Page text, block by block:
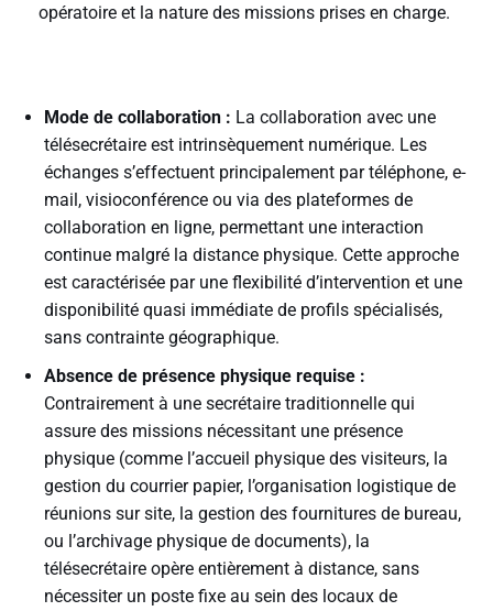
opératoire et la nature des missions prises en charge.
Mode de collaboration : La collaboration avec une
télésecrétaire est intrinsèquement numérique. Les
échanges s’effectuent principalement par téléphone, e-
mail, visioconférence ou via des plateformes de
collaboration en ligne, permettant une interaction
continue malgré la distance physique. Cette approche
est caractérisée par une flexibilité d’intervention et une
disponibilité quasi immédiate de profils spécialisés,
sans contrainte géographique.
Absence de présence physique requise :
Contrairement à une secrétaire traditionnelle qui
assure des missions nécessitant une présence
physique (comme l’accueil physique des visiteurs, la
gestion du courrier papier, l’organisation logistique de
réunions sur site, la gestion des fournitures de bureau,
ou l’archivage physique de documents), la
télésecrétaire opère entièrement à distance, sans
nécessiter un poste fixe au sein des locaux de